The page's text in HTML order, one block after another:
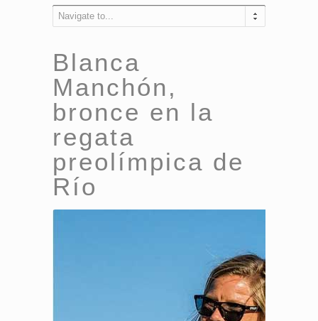
Navigate to...
Blanca
Manchón,
bronce en la
regata
preolímpica de
Río